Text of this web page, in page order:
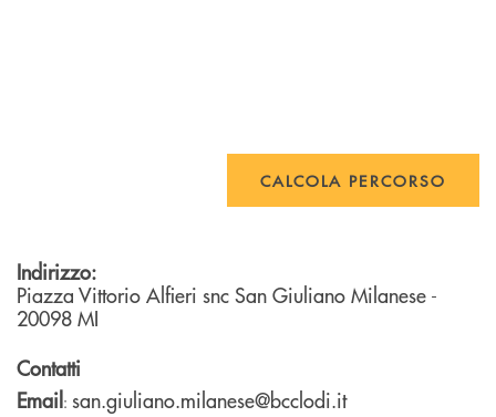
CALCOLA PERCORSO
Indirizzo:
Piazza Vittorio Alfieri snc San Giuliano Milanese -
20098 MI
Contatti
Email: san.giuliano.milanese@bcclodi.it